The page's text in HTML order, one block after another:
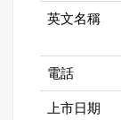
英文名稱
電話
上市日期